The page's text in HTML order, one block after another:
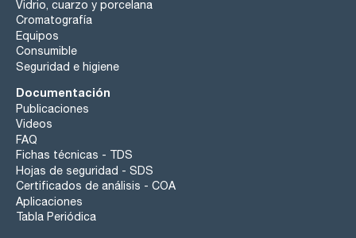
Vidrio, cuarzo y porcelana
Cromatografía
Equipos
Consumible
Seguridad e higiene
Documentación
Publicaciones
Videos
FAQ
Fichas técnicas - TDS
Hojas de seguridad - SDS
Certificados de análisis - COA
Aplicaciones
Tabla Periódica